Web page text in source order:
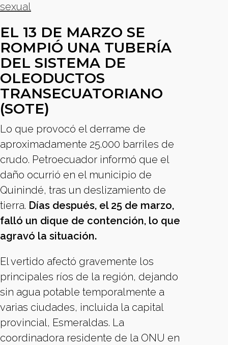
sexual
EL 13 DE MARZO SE
ROMPIÓ UNA TUBERÍA
DEL SISTEMA DE
OLEODUCTOS
TRANSECUATORIANO
(SOTE)
Lo que provocó el derrame de
aproximadamente 25.000 barriles de
crudo. Petroecuador informó que el
daño ocurrió en el municipio de
Quinindé, tras un deslizamiento de
tierra. Días después, el 25 de marzo,
falló un dique de contención, lo que
agravó la situación.
El vertido afectó gravemente los
principales ríos de la región, dejando
sin agua potable temporalmente a
varias ciudades, incluida la capital
provincial, Esmeraldas. La
coordinadora residente de la ONU en